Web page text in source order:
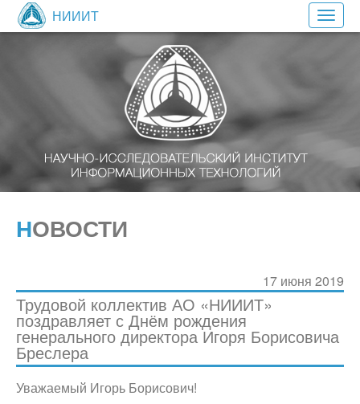
НИИИТ
НОВОСТИ
17 июня 2019
Трудовой коллектив АО «НИИИТ»
поздравляет с Днём рождения
генерального директора Игоря Борисовича
Бреслера
Уважаемый Игорь Борисович!